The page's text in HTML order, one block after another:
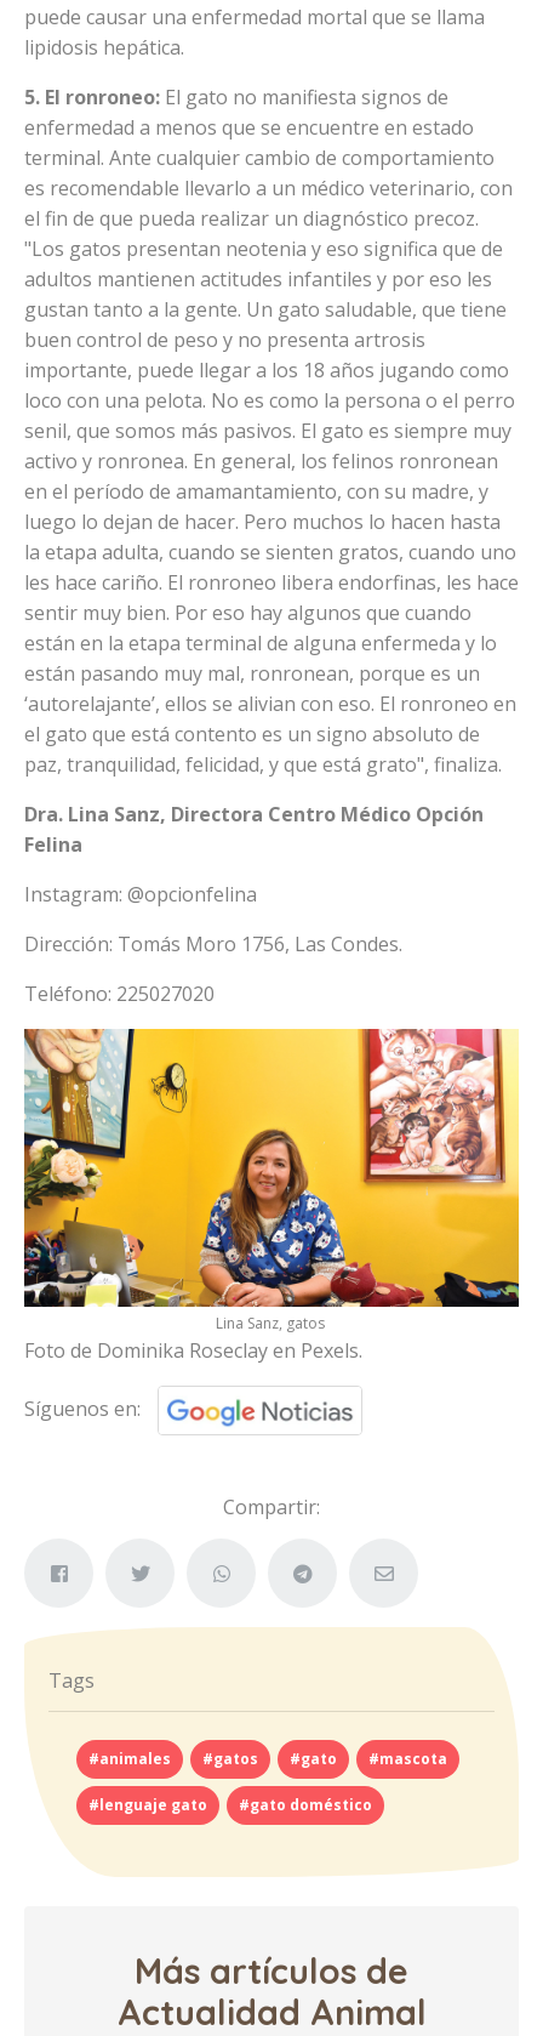
puede causar una enfermedad mortal que se llama
lipidosis hepática.
5. El ronroneo: El gato no manifiesta signos de
enfermedad a menos que se encuentre en estado
terminal. Ante cualquier cambio de comportamiento
es recomendable llevarlo a un médico veterinario, con
el fin de que pueda realizar un diagnóstico precoz.
"Los gatos presentan neotenia y eso significa que de
adultos mantienen actitudes infantiles y por eso les
gustan tanto a la gente. Un gato saludable, que tiene
buen control de peso y no presenta artrosis
importante, puede llegar a los 18 años jugando como
loco con una pelota. No es como la persona o el perro
senil, que somos más pasivos. El gato es siempre muy
activo y ronronea. En general, los felinos ronronean
en el período de amamantamiento, con su madre, y
luego lo dejan de hacer. Pero muchos lo hacen hasta
la etapa adulta, cuando se sienten gratos, cuando uno
les hace cariño. El ronroneo libera endorfinas, les hace
sentir muy bien. Por eso hay algunos que cuando
están en la etapa terminal de alguna enfermeda y lo
están pasando muy mal, ronronean, porque es un
‘autorelajante’, ellos se alivian con eso. El ronroneo en
el gato que está contento es un signo absoluto de
paz, tranquilidad, felicidad, y que está grato", finaliza.
Dra. Lina Sanz, Directora Centro Médico Opción
Felina
Instagram: @opcionfelina
Dirección: Tomás Moro 1756, Las Condes.
Teléfono: 225027020
Lina Sanz, gatos
Foto de Dominika Roseclay en Pexels.
Síguenos en:
Compartir:
Tags
#animales #gatos #gato #mascota
#lenguaje gato #gato doméstico
Más artículos de
Actualidad Animal